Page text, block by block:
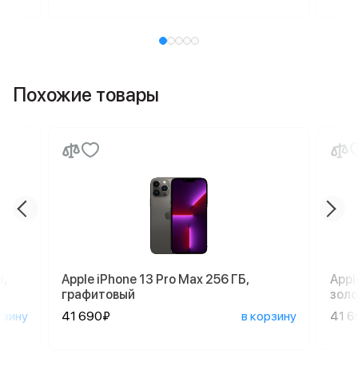
Похожие товары
Apple iPhone 13 Pro Max 256 ГБ,
графитовый
41 690₽
в корзину
41